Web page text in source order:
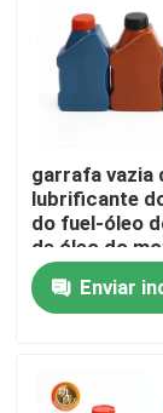
Quem Somos
Fábrica
Controle de
Fale
Garrafa de
garrafa vazia
lubrificante
do fuel-óleo
de óleo do
gasolina do pe
amostraEnviar